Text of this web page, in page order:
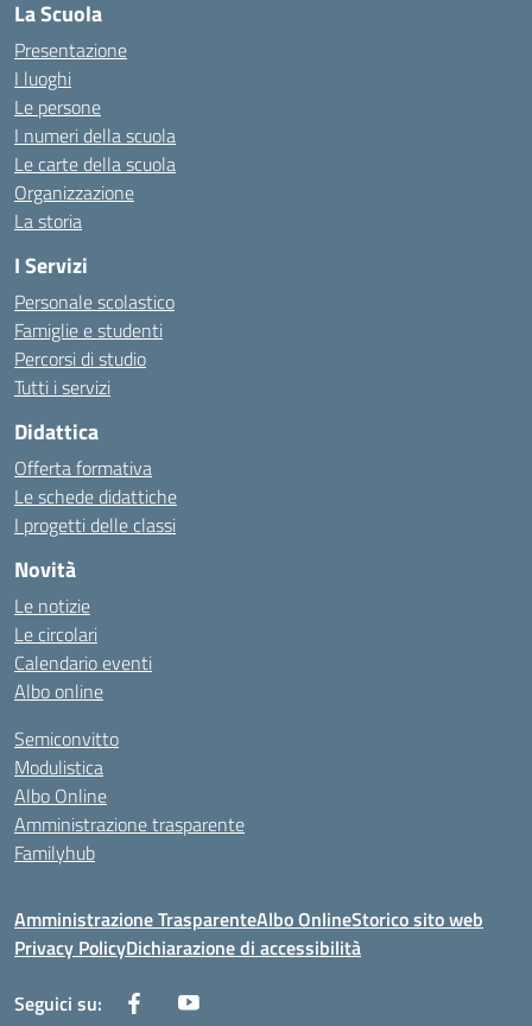
La Scuola
Presentazione
I luoghi
Le persone
I numeri della scuola
Le carte della scuola
Organizzazione
La storia
I Servizi
Personale scolastico
Famiglie e studenti
Percorsi di studio
Tutti i servizi
Didattica
Offerta formativa
Le schede didattiche
I progetti delle classi
Novità
Le notizie
Le circolari
Calendario eventi
Albo online
Semiconvitto
Modulistica
Albo Online
Amministrazione trasparente
Familyhub
Amministrazione TrasparenteAlbo OnlineStorico sito web
Privacy PolicyDichiarazione di accessibilità
Seguici su: